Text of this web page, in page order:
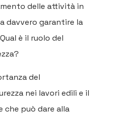
delle attività in
davvero garantire la
è il ruolo del
del
nei lavori edili e il
può dare alla